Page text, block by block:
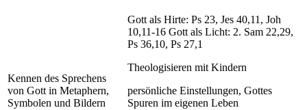
Kennen des Sprechens
von Gott in Metaphern,
Symbolen und Bildern
Gott als Hirte: Ps 23, Jes 40,11, Joh
10,11-16 Gott als Licht: 2. Sam 22,29,
Ps 36,10, Ps 27,1
Theologisieren mit Kindern
persönliche Einstellungen, Gottes
Spuren im eigenen Leben